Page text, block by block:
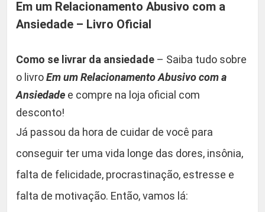
-
C
m
e
l
i
v
a
r
Em um Relacionamento Abusivo com a
Ansiedade – Livro Oficial
Como se livrar da ansiedade – Saiba tudo sobre
o livroEm um Relacionamento Abusivo com a
Ansiedade e compre na loja oficial com
desconto!
Já passou da hora de cuidar de você para
conseguir ter uma vida longe das dores, insônia,
falta de felicidade, procrastinação, estresse e
falta de motivação. Então, vamos lá: